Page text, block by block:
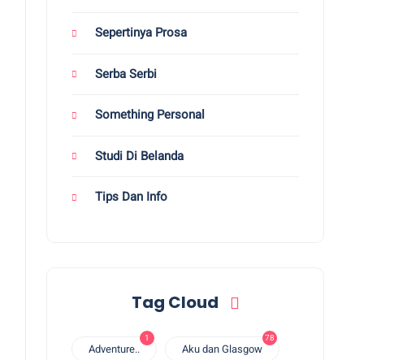
Sepertinya Prosa
Serba Serbi
Something Personal
Studi Di Belanda
Tips Dan Info
Tag Cloud
Adventure..
1
Aku dan Glasgow
78